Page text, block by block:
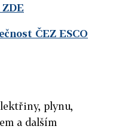
ČEZ ESCO
plynu,
a dalším